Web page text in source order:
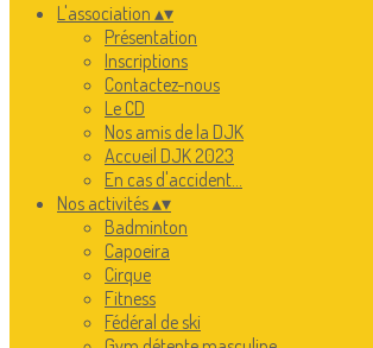
L'association ▴▾
Présentation
Inscriptions
Contactez-nous
Le CD
Nos amis de la DJK
Accueil DJK 2023
En cas d'accident...
Nos activités▴▾
Badminton
Capoeira
Cirque
Fitness
Fédéral de ski